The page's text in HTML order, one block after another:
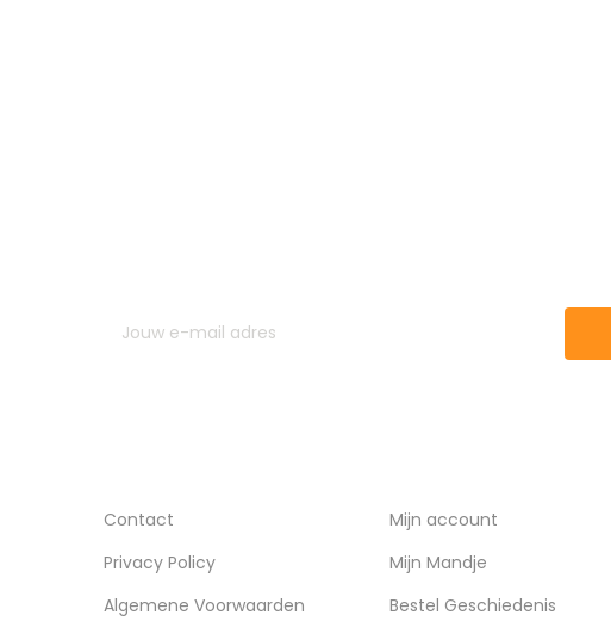
Contact
Privacy Policy
Algemene Voorwaarden
Mijn account
Mijn Mandje
Bestel Geschiedenis